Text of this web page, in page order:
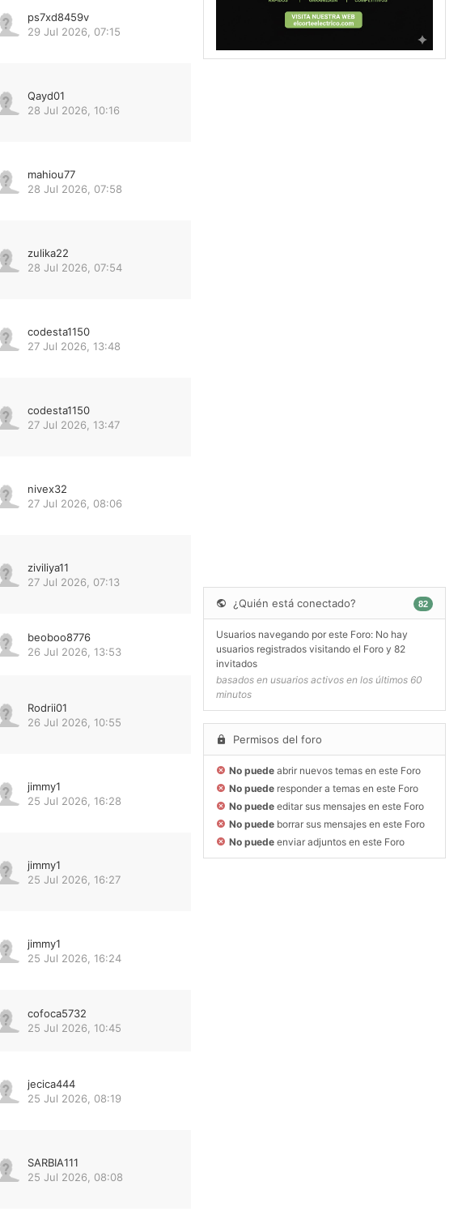
ps7xd8459v
29 Jul 2026, 07:15
Qayd01
28 Jul 2026, 10:16
mahiou77
28 Jul 2026, 07:58
zulika22
28 Jul 2026, 07:54
codesta1150
27 Jul 2026, 13:48
codesta1150
27 Jul 2026, 13:47
nivex32
27 Jul 2026, 08:06
ziviliya11
27 Jul 2026, 07:13
beoboo8776
26 Jul 2026, 13:53
Rodrii01
26 Jul 2026, 10:55
jimmy1
25 Jul 2026, 16:28
jimmy1
25 Jul 2026, 16:27
jimmy1
25 Jul 2026, 16:24
cofoca5732
25 Jul 2026, 10:45
jecica444
25 Jul 2026, 08:19
SARBIA111
25 Jul 2026, 08:08
¿Quién está conectado? 82
Usuarios navegando por este Foro: No hay
usuarios registrados visitando el Foro y 82
invitados
basados en usuarios activos en los últimos 60
minutos
Permisos del foro
No puede abrir nuevos temas en este Foro
No puede responder a temas en este Foro
No puede editar sus mensajes en este Foro
No puede borrar sus mensajes en este Foro
No puede enviar adjuntos en este Foro